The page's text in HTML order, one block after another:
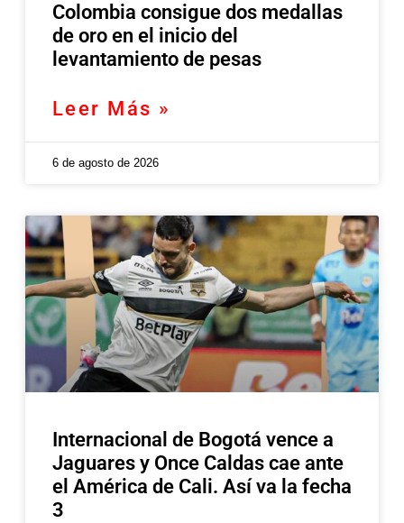
Colombia consigue dos medallas
de oro en el inicio del
levantamiento de pesas
Leer Más »
6 de agosto de 2026
Internacional de Bogotá vence a
Jaguares y Once Caldas cae ante
el América de Cali. Así va la fecha
3